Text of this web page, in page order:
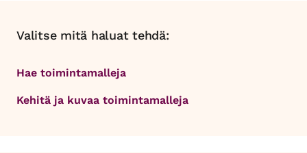
Valitse mitä haluat tehdä:
Hae toimintamalleja
Kehitä ja kuvaa toimintamalleja